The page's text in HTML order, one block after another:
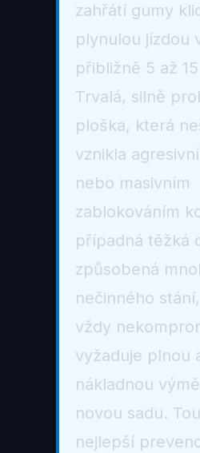
zahřátí gumy
plynulou jízdou
přibližně 5 až
Trvalá, silně
ploška, která
vznikla
nebo masivním
zablokováním
případná těžká
způsobená
nečinného
vždy
vyžaduje plnou
nákladnou
novou sadu.
nejlepší